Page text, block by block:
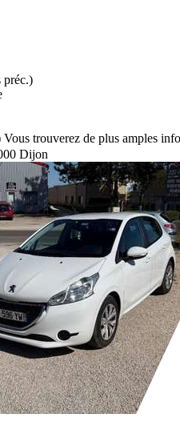
préc.)
Vous trouverez de plus amples
Dijon